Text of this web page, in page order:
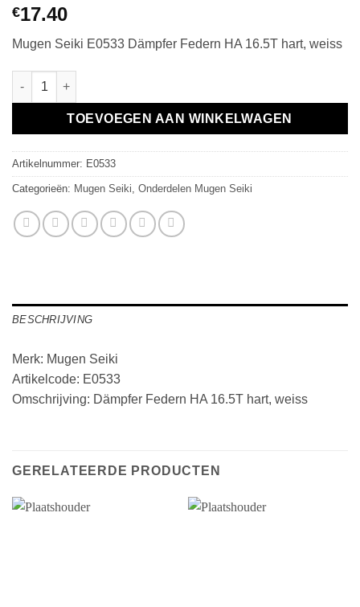
€17.40
Mugen Seiki E0533 Dämpfer Federn HA 16.5T hart, weiss
Dämpfer Federn HA 16.5T hart, weiss aantal
TOEVOEGEN AAN WINKELWAGEN
Artikelnummer: E0533
Categorieën: Mugen Seiki Onderdelen Mugen Seiki
BESCHRIJVING
Merk: Mugen Seiki
Artikelcode: E0533
Omschrijving: Dämpfer Federn HA 16.5T hart, weiss
GERELATEERDE PRODUCTEN